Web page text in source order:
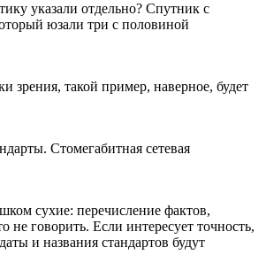
указали отдельно? Спутник с
юзали три с половиной
зрения, такой пример, наверное, будет
Стомегабитная сетевая
сухие: перечисление фактов,
говорить. Если интересует точность,
и названия стандартов будут